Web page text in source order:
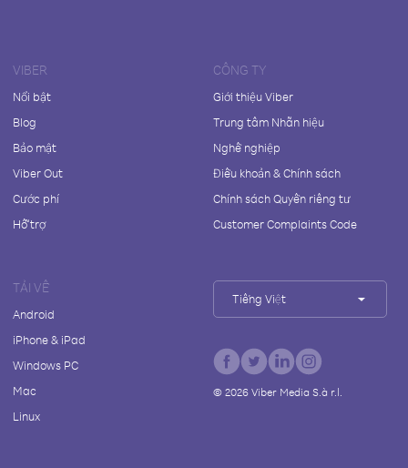
VIBER
Nổi bật
Blog
Bảo mật
Viber Out
Cước phí
Hỗ trợ
CÔNG TY
Giới thiệu Viber
Trung tâm Nhãn hiệu
Nghề nghiệp
Điều khoản & Chính sách
Chính sách Quyền riêng tư
Customer Complaints Code
TẢI VỀ
Android
iPhone & iPad
Windows PC
Mac
Linux
Tiếng Việt
© 2026Viber Media S.à r.l.